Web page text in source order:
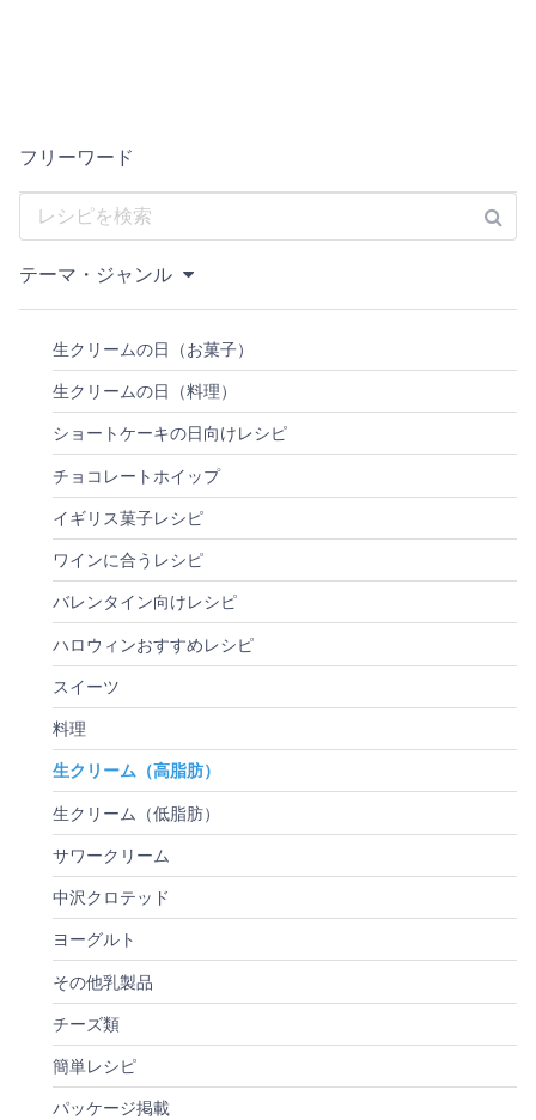
フリーワード
テーマ・ジャンル
生クリームの日（お菓子）
生クリームの日（料理）
ショートケーキの日向けレシピ
チョコレートホイップ
イギリス菓子レシピ
ワインに合うレシピ
バレンタイン向けレシピ
ハロウィンおすすめレシピ
スイーツ
料理
生クリーム（高脂肪）
生クリーム（低脂肪）
サワークリーム
中沢クロテッド
ヨーグルト
その他乳製品
チーズ類
簡単レシピ
パッケージ掲載